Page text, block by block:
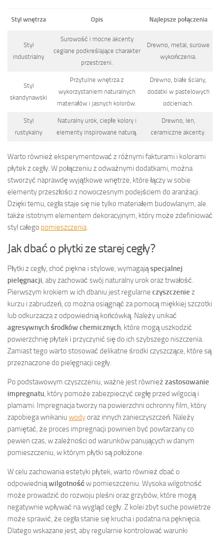
Styl wnętrza Opis Najlepsze połączenia
Styl
industrialny
Surowość i mocne akcenty
ceglane podkreślające charakter
przestrzeni.
Drewno, metal, surowe
wykończenia.
Styl
skandynawski
Przytulne wnętrza z
wykorzystaniem naturalnych
materiałów i jasnych kolorów.
Drewno, białe ściany,
dodatki w pastelowych
odcieniach.
Styl
rustykalny
Naturalny urok, ciepłe kolory i
elementy inspirowane naturą.
Drewno, len,
ceramiczne akcenty.
Warto również eksperymentować z różnymi fakturami i kolorami
płytek z cegły. W połączeniu z odważnymi dodatkami, można
stworzyć naprawdę wyjątkowe wnętrze, które łączy w sobie
elementy przeszłości z nowoczesnym podejściem do aranżacji.
Dzięki temu, cegła staje się nie tylko materiałem budowlanym, ale
także istotnym elementem dekoracyjnym, który może zdefiniować
styl całego pomieszczenia.
Jak dbać o płytki ze starej cegły?
Płytki z cegły, choć piękne i stylowe, wymagająspecjalnej
pielęgnacji, aby zachować swój naturalny urok oraz trwałość.
Pierwszym krokiem w ich dbaniu jest regularne czyszczenie z
kurzu i zabrudzeń, co można osiągnąć za pomocą miękkiej szczotki
lub odkurzacza z odpowiednią końcówką. Należy unikać
agresywnych środków chemicznych, które mogą uszkodzić
powierzchnię płytek i przyczynić się do ich szybszego niszczenia.
Zamiast tego warto stosować delikatne środki czyszczące, które są
przeznaczone do pielęgnacji cegły.
Po podstawowym czyszczeniu, ważne jest również zastosowanie
impregnatu, który pomoże zabezpieczyć cegłę przed wilgocią i
plamami. Impregnacja tworzy na powierzchni ochronny film, który
zapobiega wnikaniu wodyoraz innych zanieczyszczeń. Należy
pamiętać, że proces impregnacji powinien być powtarzany co
pewien czas, w zależności od warunków panujących w danym
pomieszczeniu, w którym płytki są położone.
W celu zachowania estetyki płytek, warto również dbać o
odpowiedniąwilgotnośćw pomieszczeniu. Wysoka wilgotność
może prowadzić do rozwoju pleśni oraz grzybów, które mogą
negatywnie wpływać na wygląd cegły. Z kolei zbyt suche powietrze
może sprawić, że cegła stanie się krucha i podatna na pęknięcia.
Dlatego wskazane jest, aby regularnie kontrolować warunki